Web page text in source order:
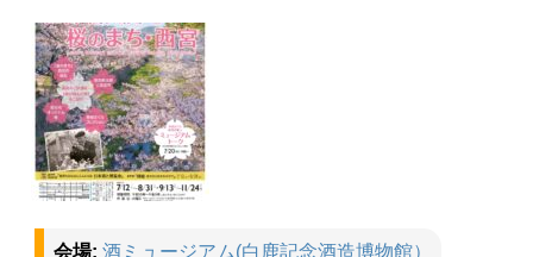
会場: 酒ミュージアム(白鹿記念酒造博物館）